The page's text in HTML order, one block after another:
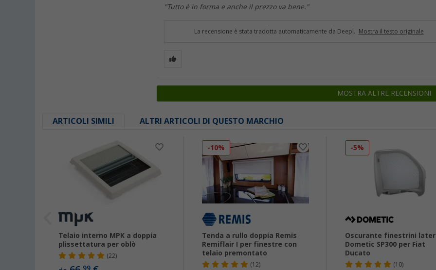
"Tutto è in forma e anche il prezzo va bene."
La recensione è stata tradotta automaticamente da Deepl. Mostra il testo originale
MOSTRA ALTRE RECENSIONI
ARTICOLI SIMILI ALTRI ARTICOLI DI QUESTO MARCHIO
Telaio interno MPK a doppia
plissettatura per oblò
(22)
99
-10%
Tenda a rullo doppia Remis
Remiflair I per finestre con
telaio premontato
(12)
-5%
Oscurante finestrini
Dometic SP300 per Fiat
Ducato
(10)